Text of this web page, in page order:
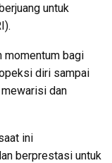
untuk
momentum bagi
diri sampai
dan
ini
berprestasi untuk